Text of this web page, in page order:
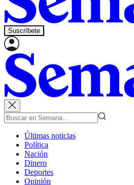
Suscríbete
Últimas noticias
Política
Nación
Dinero
Deportes
Opinión